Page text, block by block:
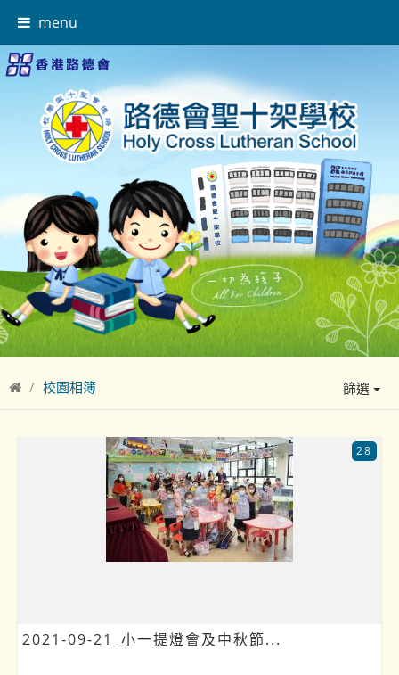
menu
校園相簿 篩選
2021-09-21_小一提燈會及中秋節...
28